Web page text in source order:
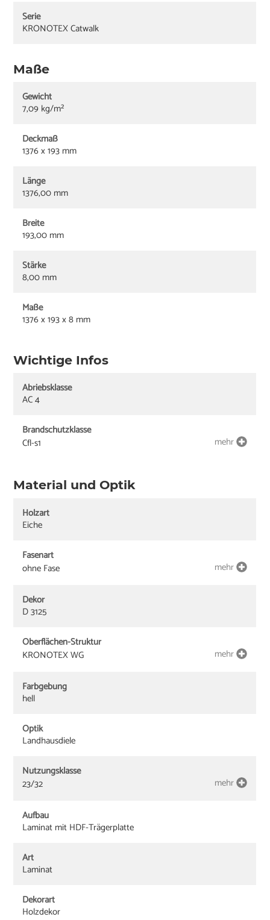
Serie
KRONOTEX Catwalk
Maße
Gewicht
7,09 kg/m²
Deckmaß
1376 x 193 mm
Länge
1376,00 mm
Breite
193,00 mm
Stärke
8,00 mm
Maße
1376 x 193 x 8 mm
Wichtige Infos
Abriebsklasse
AC 4
Brandschutzklasse
Cfl-s1
mehr
Material und Optik
Holzart
Eiche
Fasenart
ohne Fase
mehr
Dekor
D 3125
Oberflächen-Struktur
KRONOTEX WG
mehr
Farbgebung
hell
Optik
Landhausdiele
Nutzungsklasse
23/32
mehr
Aufbau
Laminat mit HDF-Trägerplatte
Art
Laminat
Dekorart
Holzdekor